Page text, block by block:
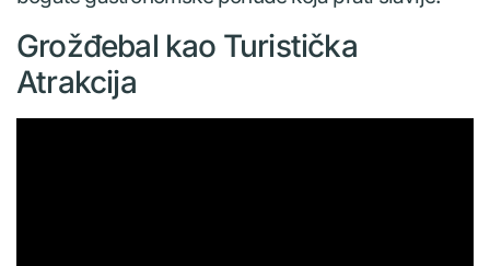
Grožđebal kao Turistička
Atrakcija